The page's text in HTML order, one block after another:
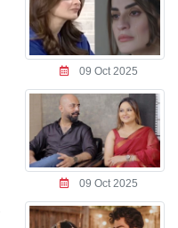
09 Oct 2025
09 Oct 2025